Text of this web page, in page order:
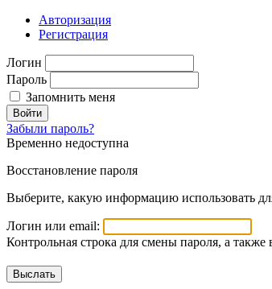
Авторизация
Регистрация
Логин
Пароль
Запомнить меня
Войти
Забыли пароль?
Временно недоступна
Восстановление пароля
Выберите, какую информацию использовать
Логин или email:
Контрольная строка для смены пароля, а